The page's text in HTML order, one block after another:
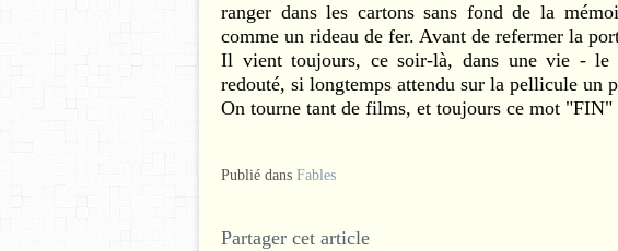
ranger dans les cartons sans fond de la
comme un rideau de fer. Avant de refermer la
Il vient toujours, ce soir-là, dans une vie - le
redouté, si longtemps attendu sur la pellicule un
On tourne tant de films, et toujours ce mot "FIN"
Publié dans Fables
Partager cet article